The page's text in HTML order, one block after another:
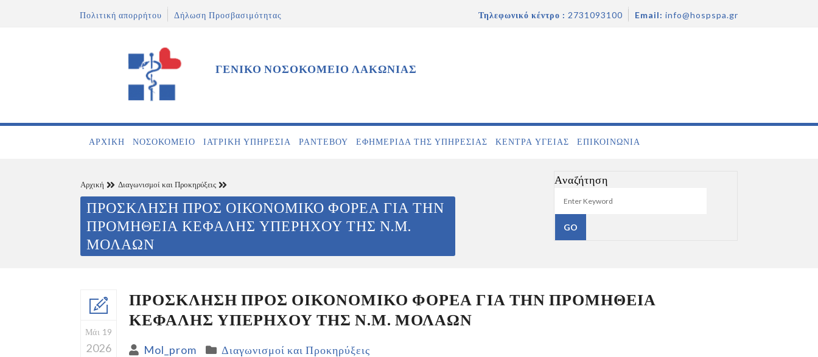
Πολιτική απορρήτου Δήλωση Προσβασιμότητας Τηλεφωνικό κέντρο : 2731093100 Email: info@hospspa.gr
ΓΕΝΙΚΟ ΝΟΣΟΚΟΜΕΙΟ ΛΑΚΩΝΙΑΣ
ΑΡΧΙΚΉ ΝΟΣΟΚΟΜΕΊΟ ΙΑΤΡΙΚΉ ΥΠΗΡΕΣΊΑ ΡΑΝΤΕΒΟΎ ΕΦΗΜΕΡΊΔΑ ΤΗΣ ΥΠΗΡΕΣΊΑΣ ΚΕΝΤΡΑ ΥΓΕΙΑΣ ΕΠΙΚΟΙΝΩΝΊΑ
Αρχική Διαγωνισμοί και Προκηρύξεις
ΠΡΟΣΚΛΗΣΗ ΠΡΟΣ ΟΙΚΟΝΟΜΙΚΟ ΦΟΡΕΑ ΓΙΑ ΤΗΝ
ΠΡΟΜΗΘΕΙΑ ΚΕΦΑΛΗΣ ΥΠΕΡΗΧΟΥ ΤΗΣ Ν.Μ.
ΜΟΛΑΩΝ
Αναζήτηση
Μάι 19
2026
ΠΡΟΣΚΛΗΣΗ ΠΡΟΣ ΟΙΚΟΝΟΜΙΚΟ ΦΟΡΕΑ ΓΙΑ ΤΗΝ ΠΡΟΜΗΘΕΙΑ
ΚΕΦΑΛΗΣ ΥΠΕΡΗΧΟΥ ΤΗΣ Ν.Μ. ΜΟΛΑΩΝ
Mol_prom Διαγωνισμοί και Προκηρύξεις